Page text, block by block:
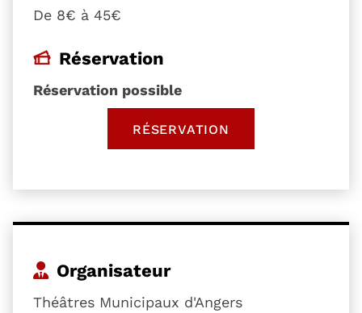
De 8€ à 45€
Réservation
Réservation possible
RÉSERVATION, OUVRE UNE NOUVELLE
Organisateur
Théâtres Municipaux d'Angers